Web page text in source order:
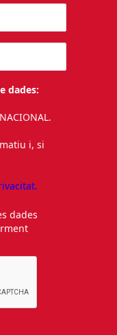
dades:
i, si
dades